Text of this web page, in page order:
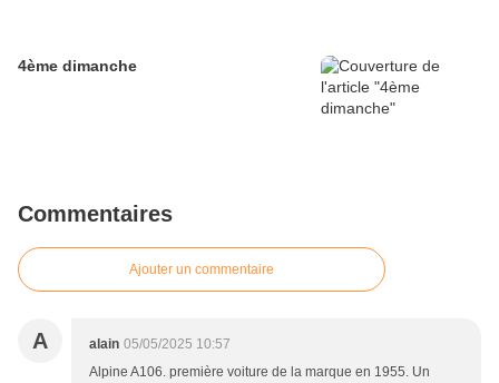
4ème dimanche
Commentaires
Ajouter un commentaire
A alain 05/05/2025 10:57
Alpine A106. première voiture de la marque en 1955. Un